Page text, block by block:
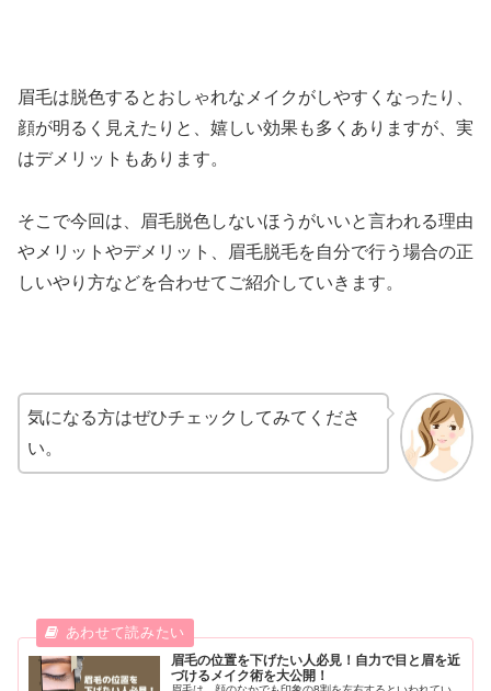
眉毛は脱色するとおしゃれなメイクがしやすくなったり、
顔が明るく見えたりと、嬉しい効果も多くありますが、実
はデメリットもあります。
そこで今回は、眉毛脱色しないほうがいいと言われる理由
やメリットやデメリット、眉毛脱毛を自分で行う場合の正
しいやり方などを合わせてご紹介していきます。
気になる方はぜひチェックしてみてくださ
い。
眉毛の位置を下げたい人必見！自力で目と眉を近
づけるメイク術を大公開！